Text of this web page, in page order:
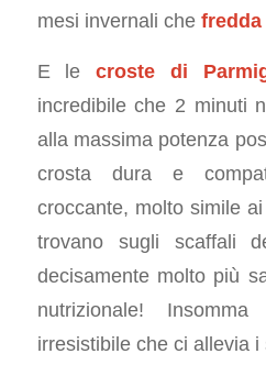
mesi invernali che fredda
E lecroste di
incredibile che 2 minuti
alla massima potenza
crosta dura e
croccante, molto simile
trovano sugli scaffali
decisamente molto più
nutrizionale!
irresistibile che ci allevia i